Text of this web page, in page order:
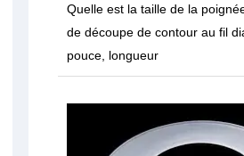
Quelle est la taille de la
de découpe de contour au fil
pouce, longueur